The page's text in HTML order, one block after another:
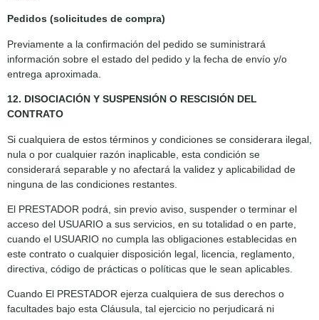
Pedidos (solicitudes de compra)
Previamente a la confirmación del pedido se suministrará
información sobre el estado del pedido y la fecha de envío y/o
entrega aproximada.
12. DISOCIACIÓN Y SUSPENSIÓN O RESCISIÓN DEL
CONTRATO
Si cualquiera de estos términos y condiciones se considerara ilegal,
nula o por cualquier razón inaplicable, esta condición se
considerará separable y no afectará la validez y aplicabilidad de
ninguna de las condiciones restantes.
El PRESTADOR podrá, sin previo aviso, suspender o terminar el
acceso del USUARIO a sus servicios, en su totalidad o en parte,
cuando el USUARIO no cumpla las obligaciones establecidas en
este contrato o cualquier disposición legal, licencia, reglamento,
directiva, código de prácticas o políticas que le sean aplicables.
Cuando El PRESTADOR ejerza cualquiera de sus derechos o
facultades bajo esta Cláusula, tal ejercicio no perjudicará ni